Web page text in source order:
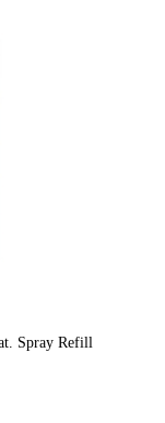
Spray Refill